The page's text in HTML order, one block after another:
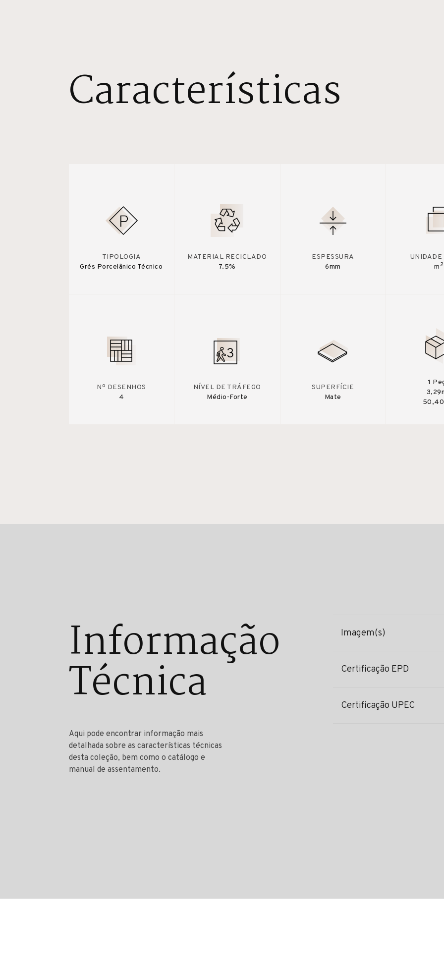
Características
TIPOLOGIA
Grés Porcelânico Técnico
MATERIAL RECICLADO
7.5%
ESPESSURA
6mm
UNIDADE
m 2
Nº DESENHOS
4
NÍVEL DE TRÁFEGO
Médio-Forte
SUPERFÍCIE
Mate
1
Informação
Técnica
Aqui pode encontrar informação mais
detalhada sobre as características técnicas
desta coleção, bem como o catálogo e
manual de assentamento.
Imagem(s)
Certificação EPD
Certificação UPEC